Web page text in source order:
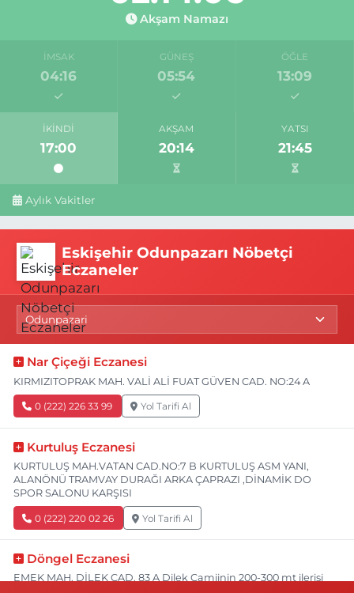
Akşam Namazı
İMSAK
04:16
GÜNEŞ
05:54
ÖĞLE
13:09
İKINDI
17:00
AKŞAM
20:14
YATSI
21:45
Aylık Vakitler
Eskişehir Odunpazarı Nöbetçi
Eczaneler
Nar Çiçeği Eczanesi
KIRMIZITOPRAK MAH. VALİ ALİ FUAT GÜVEN CAD. NO:24 A
0 (222) 226 33 99 Yol Tarifi Al
Kurtuluş Eczanesi
KURTULUŞ MAH.VATAN CAD.NO:7 B KURTULUŞ ASM YANI,
ALANÖNÜ TRAMVAY DURAĞI ARKA ÇAPRAZI ,DİNAMİK DO
SPOR SALONU KARŞISI
0 (222) 220 02 26 Yol Tarifi Al
Döngel Eczanesi
EMEK MAH. DİLEK CAD. 83 A Dilek Camiinin 200-300 mt ilerisi